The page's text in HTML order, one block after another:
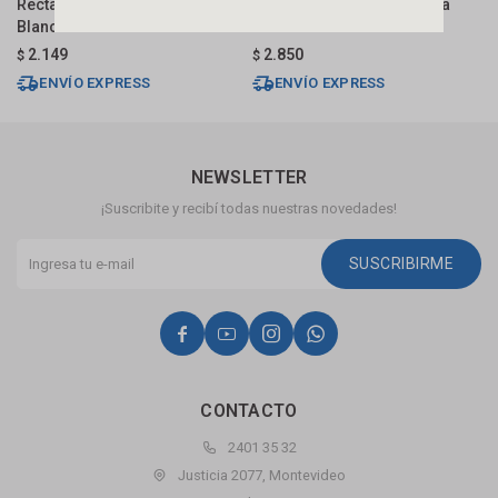
Rectangular 50x45 Cm C/mesa
Blanca Brillante Dmc
$ 2.149
ENVÍO EXPRESS
Rectangular 60 Cm C/mesa
$ 2.850
ENVÍO EXPRESS
CONTACTO
2401 35 32
Justicia 2077, Montevideo
NEWSLETTER
¡Suscribite y recibí todas nuestras novedades!
SUSCRIBIRME
   